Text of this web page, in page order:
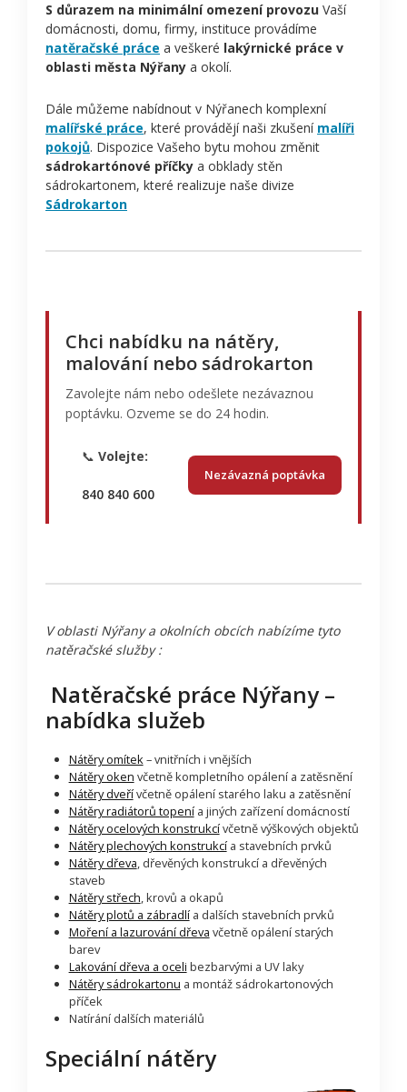
S důrazem na minimální omezení provozu Vaší
domácnosti, domu, firmy, instituce provádíme
natěračské práce a veškeré lakýrnické práce v
oblasti města Nýřany a okolí.
Dále můžeme nabídnout v Nýřanech komplexní
malířské práce, které provádějí naši zkušení malíři
pokojů. Dispozice Vašeho bytu mohou změnit
sádrokartónové příčky a obklady stěn
sádrokartonem, které realizuje naše divize
Sádrokarton
Chci nabídku na nátěry,
malování nebo sádrokarton
Zavolejte nám nebo odešlete nezávaznou
poptávku. Ozveme se do 24 hodin.
📞Volejte:
840 840 600
Nezávazná poptávka
V oblasti Nýřany a okolních obcích nabízíme tyto
natěračské služby :
Natěračské práce Nýřany –
nabídka služeb
Nátěry omítek– vnitřních i vnějších
Nátěry oken včetně kompletního opálení a zatěsnění
Nátěry dveřívčetně opálení starého laku a zatěsnění
Nátěry radiátorů topenía jiných zařízení domácností
Nátěry ocelových konstrukcívčetně výškových objektů
Nátěry plechových konstrukcía stavebních prvků
Nátěry dřeva, dřevěných konstrukcí a dřevěných
staveb
Nátěry střech, krovů a okapů
Nátěry plotů a zábradlía dalších stavebních prvků
Moření a lazurování dřeva včetně opálení starých
barev
Lakování dřeva a oceli bezbarvými a UV laky
Nátěry sádrokartonu a montáž sádrokartonových
příček
Natírání dalších materiálů
Speciální nátěry